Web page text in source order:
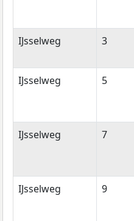
IJsselweg 3
IJsselweg 5
IJsselweg 7
IJsselweg 9